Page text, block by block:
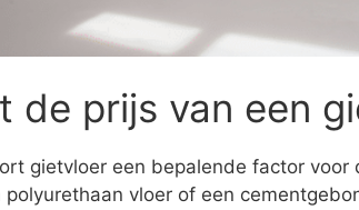
de prijs van een
gietvloer een bepalende factor voor
polyurethaan vloer of een